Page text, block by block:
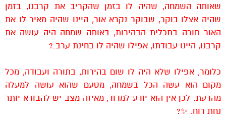
שאותה השמחה, שהיה לו בזמן שהקריב את קרבנו, בזמן
שהיה אצלו בוקר, שבוקר נקרא אור, היינו שהיה מאיר לו את
האור תורה בתכלית הבהירות, באותה שמחה היה עושה את
קרבנו, היינו עבודתו, אפילו שהיה לו בחינת ערב.?
כלומר, אפילו שלא היה לו שום בהירות, בתורה ועבודה, מכל
מקום הוא עשה הכל בשמחה, מטעם שהוא עושה למעלה
מהדעת. לכן אין הוא יודע למדוד, מאיזה מצב יש להבורא יותר
נחת רוח. ✨?